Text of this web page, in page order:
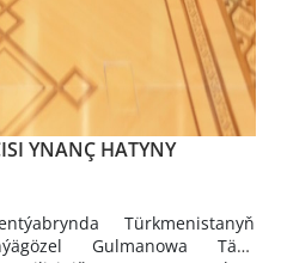
YNANÇ HATYNY
Türkmenistanyň
Gulmanowa Täze